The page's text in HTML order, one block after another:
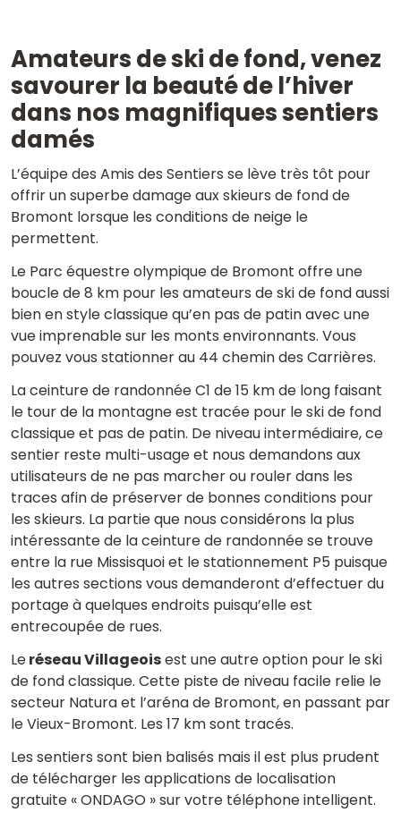
Amateurs de ski de fond, venez
savourer la beauté de l’hiver
dans nos magnifiques sentiers
damés
L’équipe des Amis des Sentiers se lève très tôt pour
offrir un superbe damage aux skieurs de fond de
Bromont lorsque les conditions de neige le
permettent.
Le Parc équestre olympique de Bromont offre une
boucle de 8 km pour les amateurs de ski de fond aussi
bien en style classique qu’en pas de patin avec une
vue imprenable sur les monts environnants. Vous
pouvez vous stationner au 44 chemin des Carrières.
La ceinture de randonnée C1 de 15 km de long faisant
le tour de la montagne est tracée pour le ski de fond
classique et pas de patin. De niveau intermédiaire, ce
sentier reste multi-usage et nous demandons aux
utilisateurs de ne pas marcher ou rouler dans les
traces afin de préserver de bonnes conditions pour
les skieurs. La partie que nous considérons la plus
intéressante de la ceinture de randonnée se trouve
entre la rue Missisquoi et le stationnement P5 puisque
les autres sections vous demanderont d’effectuer du
portage à quelques endroits puisqu’elle est
entrecoupée de rues.
Leréseau Villageoisest une autre option pour le ski
de fond classique. Cette piste de niveau facile relie le
secteur Natura et l’aréna de Bromont, en passant par
le Vieux-Bromont. Les 17 km sont tracés.
Les sentiers sont bien balisés mais il est plus prudent
de télécharger les applications de localisation
gratuite « ONDAGO » sur votre téléphone intelligent.